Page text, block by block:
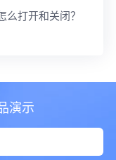
打开和关闭？
演示